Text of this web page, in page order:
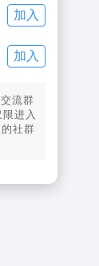
加入
加入
流群
进入
社群